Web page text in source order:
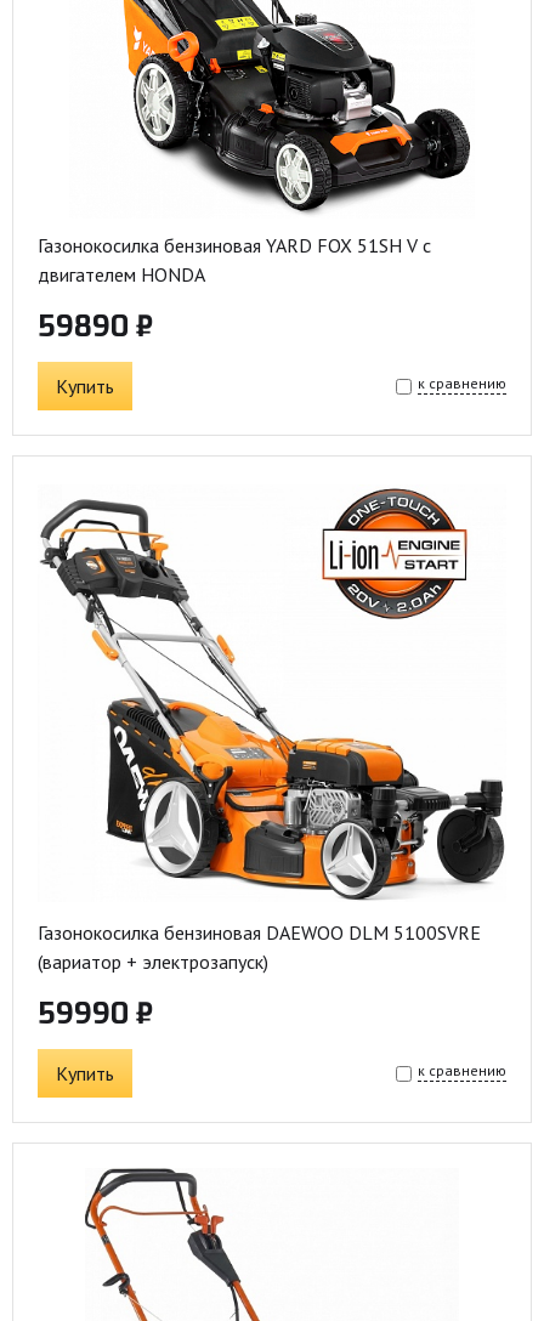
Газонокосилка бензиновая YARD FOX 51SH V с
двигателем HONDA
59890 ₽
Купить к сравнению
Газонокосилка бензиновая DAEWOO DLM 5100SVRE
(вариатор + электрозапуск)
59990 ₽
Купить к сравнению